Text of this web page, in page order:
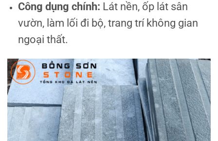
Công dụng chính: Lát nền, ốp lát sân
vườn, làm lối đi bộ, trang trí không gian
ngoại thất.